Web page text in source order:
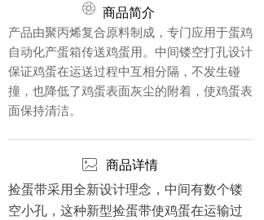
商品简介
产品由聚丙烯复合原料制成，专门应用于蛋鸡
自动化产蛋箱传送鸡蛋用。中间镂空打孔设计
保证鸡蛋在运送过程中互相分隔，不发生碰
撞，也降低了鸡蛋表面灰尘的附着，使鸡蛋表
面保持清洁。
商品详情
捡蛋带采用全新设计理念，中间有数个镂
空小孔，这种新型捡蛋带使鸡蛋在运输过
ꁵ
ꂈ